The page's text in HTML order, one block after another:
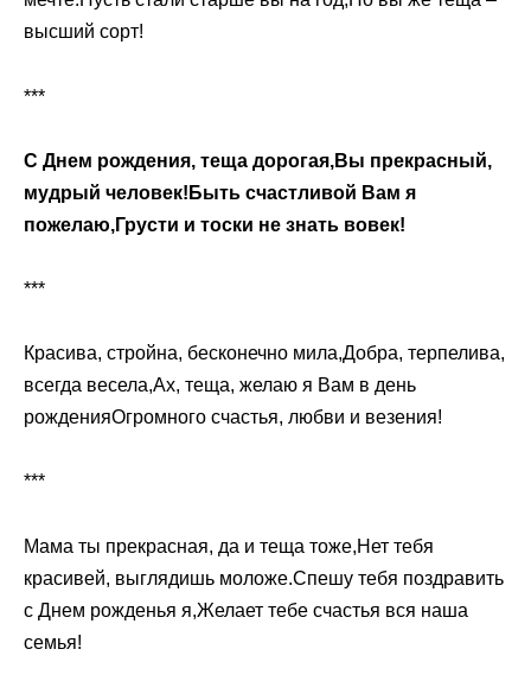
высший сорт!
***
С Днем рождения, теща дорогая,Вы прекрасный,
мудрый человек!Быть счастливой Вам я
пожелаю,Грусти и тоски не знать вовек!
***
Красива, стройна, бесконечно мила,Добра, терпелива,
всегда весела,Ах, теща, желаю я Вам в день
рожденияОгромного счастья, любви и везения!
***
Мама ты прекрасная, да и теща тоже,Нет тебя
красивей, выглядишь моложе.Спешу тебя поздравить
с Днем рожденья я,Желает тебе счастья вся наша
семья!